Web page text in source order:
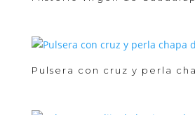
Pulsera con cruz y perla